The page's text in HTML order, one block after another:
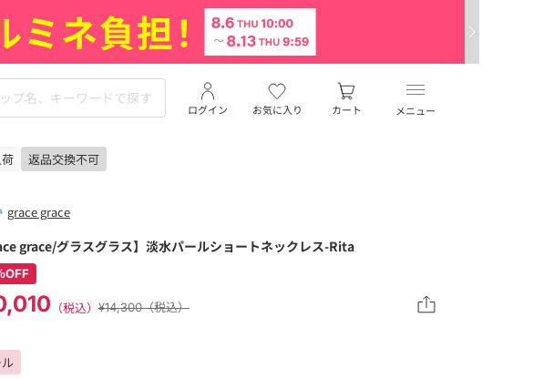
メニュー
お気に入り
ログイン カート
返品交換不可
grace grace
grace/グラスグラス】淡水パールショートネックレス-Rita
OFF
（税込） ¥14,300（税込）